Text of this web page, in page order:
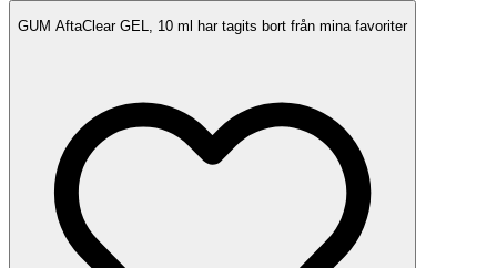
GUM AftaClear GEL, 10 ml har tagits bort från mina favoriter